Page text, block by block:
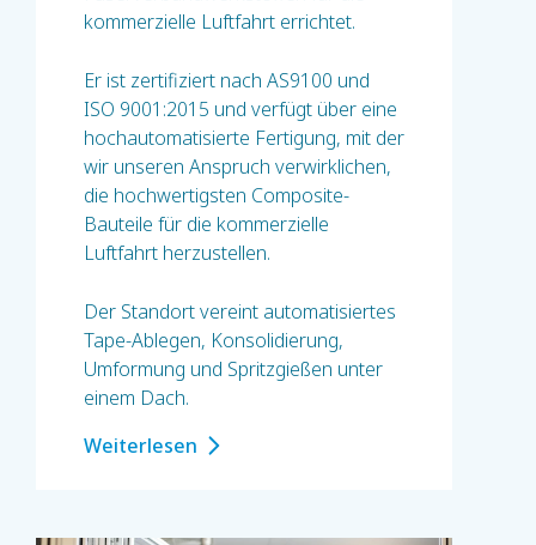
kommerzielle Luftfahrt errichtet.
Er ist zertifiziert nach AS9100 und
ISO 9001:2015 und verfügt über eine
hochautomatisierte Fertigung, mit der
wir unseren Anspruch verwirklichen,
die hochwertigsten Composite-
Bauteile für die kommerzielle
Luftfahrt herzustellen.
Der Standort vereint automatisiertes
Tape-Ablegen, Konsolidierung,
Umformung und Spritzgießen unter
einem Dach.
Weiterlesen